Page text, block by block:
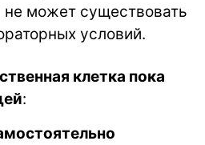
не может существовать
условий.
клетка пока
: